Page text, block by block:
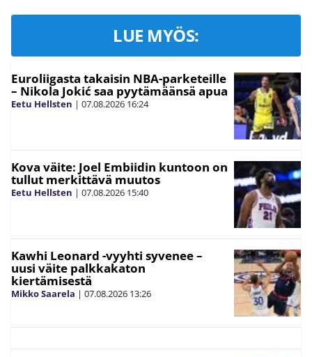
LUE MYÖS:
Euroliigasta takaisin NBA-parketeille
– Nikola Jokić saa pyytämäänsä apua
Eetu Hellsten | 07.08.2026 16:24
Kova väite: Joel Embiidin kuntoon on
tullut merkittävä muutos
Eetu Hellsten | 07.08.2026 15:40
Kawhi Leonard -vyyhti syvenee –
uusi väite palkkakaton
kiertämisestä
Mikko Saarela | 07.08.2026 13:26